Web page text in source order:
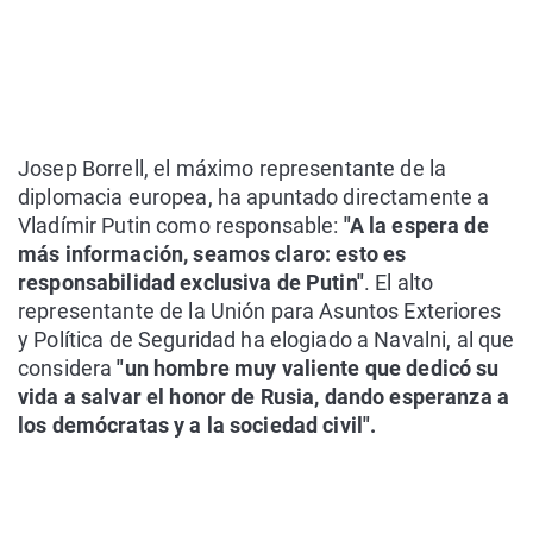
Josep Borrell, el máximo representante de la
diplomacia europea, ha apuntado directamente a
Vladímir Putin como responsable: "A la espera de
más información, seamos claro: esto es
responsabilidad exclusiva de Putin". El alto
representante de la Unión para Asuntos Exteriores
y Política de Seguridad ha elogiado a Navalni, al que
considera "un hombre muy valiente que dedicó su
vida a salvar el honor de Rusia, dando esperanza a
los demócratas y a la sociedad civil".